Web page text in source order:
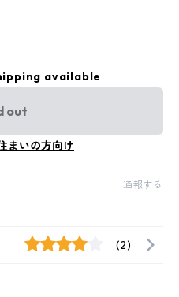
available
out
まいの方向け
通報する
(2)